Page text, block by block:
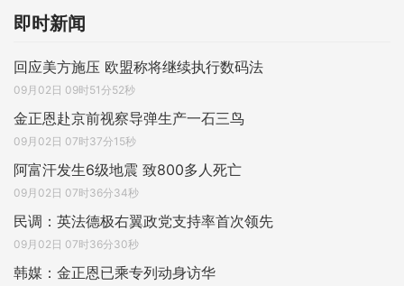
即时新闻
回应美方施压 欧盟称将继续执行数码法
09月02日 09时51分52秒
金正恩赴京前视察导弹生产一石三鸟
09月02日 07时37分15秒
阿富汗发生6级地震 致800多人死亡
09月02日 07时36分34秒
民调：英法德极右翼政党支持率首次领先
09月02日 07时36分30秒
韩媒：金正恩已乘专列动身访华